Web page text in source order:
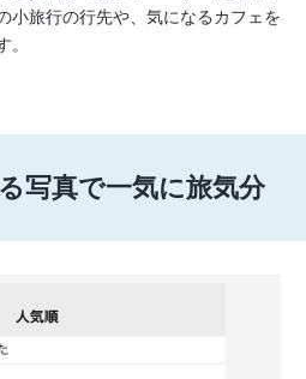
小旅行の行先や、気になるカフェを
。
写真で一気に旅気分